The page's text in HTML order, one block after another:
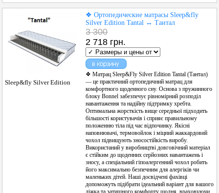
Sleep&fly Silver Edition
❖ Ортопедические матрасы Sleep&fly
Silver Edition Tantal ↔ Тантал
3 300
2 718 грн.
❖ Матрац Sleep&Fly Silver Edition Tantal (Тантал)
— це практичний ортопедичний матрац для
комфортного щоденного сну. Основа з пружинного
блоку Bonnel забезпечує рівномірний розподіл
навантаження та надійну підтримку хребта.
Оптимальна жорсткість вище середньої підходить
більшості користувачів і сприяє правильному
положенню тіла під час відпочинку. Якісні
наповнювачі, термовойлок і міцний жаккардовий
чохол підвищують зносостійкість виробу.
Використаний у виробництві довговічний матеріал
є стійким до щоденних серйозних навантажень і
зносу, а спеціальний гіпоалергенний чохол робить
його максимально безпечним для алергіків чи
маленьких дітей. Наші досвідчені фахівці
допоможуть підібрати ідеальний варіант для вашого
ліжка та затишного комфорту щодня, враховуючи